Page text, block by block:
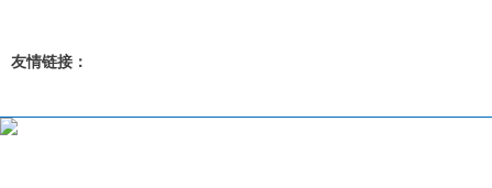
友情链接：